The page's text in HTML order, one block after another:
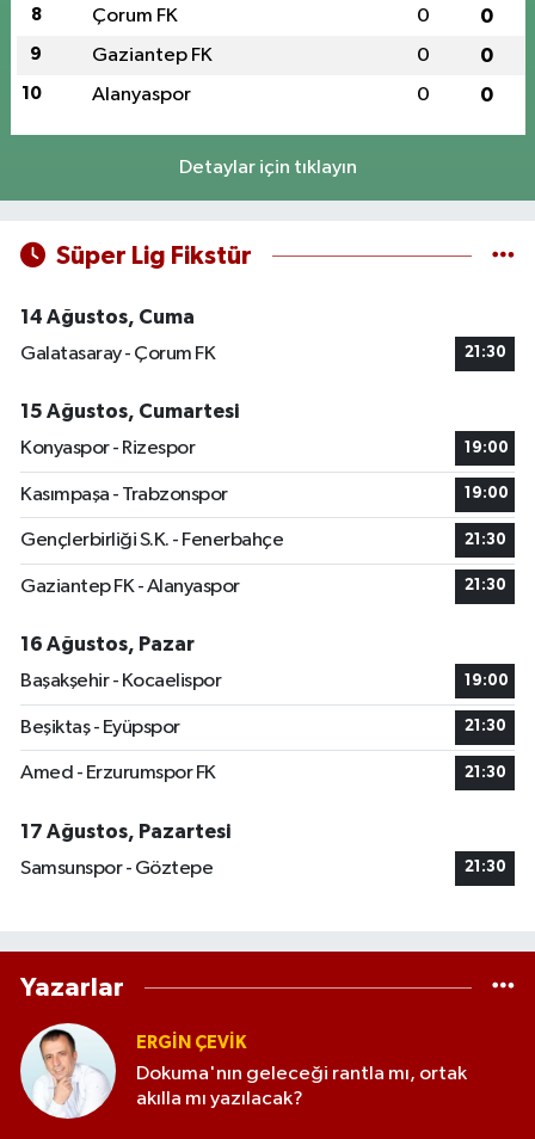
8 Çorum FK 0 0
9 Gaziantep FK 0 0
10 Alanyaspor 0 0
Detaylar için tıklayın
Süper Lig Fikstür
14 Ağustos, Cuma
Galatasaray - Çorum FK
21:30
15 Ağustos, Cumartesi
Konyaspor - Rizespor
19:00
Kasımpaşa - Trabzonspor 19:00
Gençlerbirliği S.K. - Fenerbahçe 21:30
Gaziantep FK - Alanyaspor 21:30
16 Ağustos, Pazar
Başakşehir - Kocaelispor
19:00
Beşiktaş - Eyüpspor 21:30
Amed - Erzurumspor FK 21:30
17 Ağustos, Pazartesi
Samsunspor - Göztepe
21:30
Yazarlar
ERGIN ÇEVİK
Dokuma'nın geleceği rantla mı, ortak
akılla mı yazılacak?